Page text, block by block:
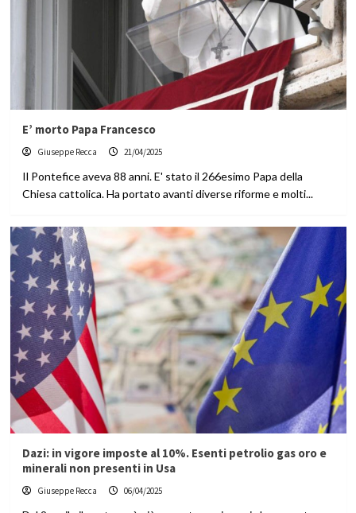
E’ morto Papa Francesco
Giuseppe Recca 21/04/2025
Il Pontefice aveva 88 anni. E' stato il 266esimo Papa della
Chiesa cattolica. Ha portato avanti diverse riforme e molti...
Dazi: in vigore imposte al 10%. Esenti petrolio gas oro e
minerali non presenti in Usa
Giuseppe Recca 06/04/2025